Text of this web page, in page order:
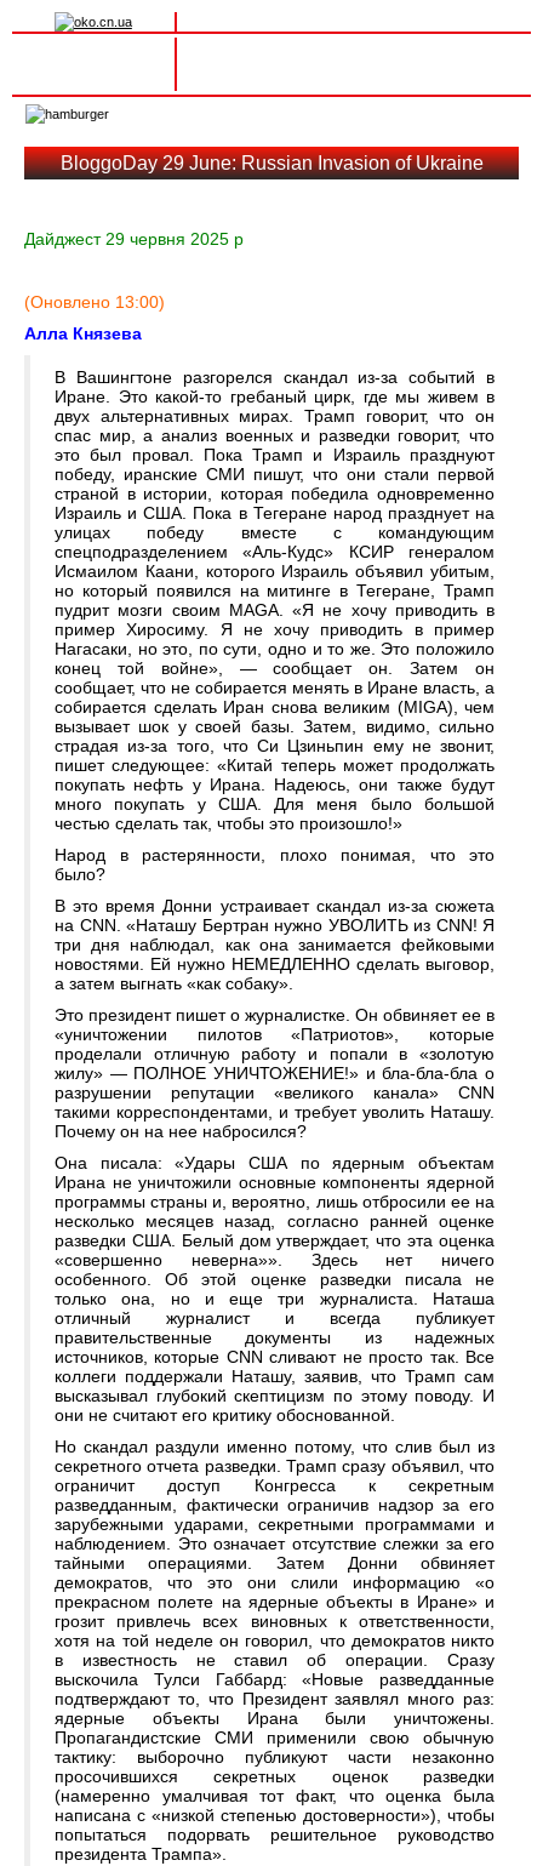
navigation
BloggoDay 29 June: Russian Invasion of Ukraine
Дайджест 29 червня 2025 р
(Оновлено 13:00)
Алла Князева
В Вашингтоне разгорелся скандал из-за событий в
Иране. Это какой-то гребаный цирк, где мы живем в
двух альтернативных мирах. Трамп говорит, что он
спас мир, а анализ военных и разведки говорит, что
это был провал. Пока Трамп и Израиль празднуют
победу, иранские СМИ пишут, что они стали первой
страной в истории, которая победила одновременно
Израиль и США. Пока в Тегеране народ празднует на
улицах победу вместе с командующим
спецподразделением «Аль-Кудс» КСИР генералом
Исмаилом Каани, которого Израиль объявил убитым,
но который появился на митинге в Тегеране, Трамп
пудрит мозги своим MAGA. «Я не хочу приводить в
пример Хиросиму. Я не хочу приводить в пример
Нагасаки, но это, по сути, одно и то же. Это положило
конец той войне», — сообщает он. Затем он
сообщает, что не собирается менять в Иране власть, а
собирается сделать Иран снова великим (MIGA), чем
вызывает шок у своей базы. Затем, видимо, сильно
страдая из-за того, что Си Цзиньпин ему не звонит,
пишет следующее: «Китай теперь может продолжать
покупать нефть у Ирана. Надеюсь, они также будут
много покупать у США. Для меня было большой
честью сделать так, чтобы это произошло!»
Народ в растерянности, плохо понимая, что это
было?
В это время Донни устраивает скандал из-за сюжета
на CNN. «Наташу Бертран нужно УВОЛИТЬ из CNN! Я
три дня наблюдал, как она занимается фейковыми
новостями. Ей нужно НЕМЕДЛЕННО сделать выговор,
а затем выгнать «как собаку».
Это президент пишет о журналистке. Он обвиняет ее в
«уничтожении пилотов «Патриотов», которые
проделали отличную работу и попали в «золотую
жилу» — ПОЛНОЕ УНИЧТОЖЕНИЕ!» и бла-бла-бла о
разрушении репутации «великого канала» CNN
такими корреспондентами, и требует уволить Наташу.
Почему он на нее набросился?
Она писала: «Удары США по ядерным объектам
Ирана не уничтожили основные компоненты ядерной
программы страны и, вероятно, лишь отбросили ее на
несколько месяцев назад, согласно ранней оценке
разведки США. Белый дом утверждает, что эта оценка
«совершенно неверна»». Здесь нет ничего
особенного. Об этой оценке разведки писала не
только она, но и еще три журналиста. Наташа
отличный журналист и всегда публикует
правительственные документы из надежных
источников, которые CNN сливают не просто так. Все
коллеги поддержали Наташу, заявив, что Трамп сам
высказывал глубокий скептицизм по этому поводу. И
они не считают его критику обоснованной.
Но скандал раздули именно потому, что слив был из
секретного отчета разведки. Трамп сразу объявил, что
ограничит доступ Конгресса к секретным
разведданным, фактически ограничив надзор за его
зарубежными ударами, секретными программами и
наблюдением. Это означает отсутствие слежки за его
тайными операциями. Затем Донни обвиняет
демократов, что это они слили информацию «о
прекрасном полете на ядерные объекты в Иране» и
грозит привлечь всех виновных к ответственности,
хотя на той неделе он говорил, что демократов никто
в известность не ставил об операции. Сразу
выскочила Тулси Габбард: «Новые разведданные
подтверждают то, что Президент заявлял много раз:
ядерные объекты Ирана были уничтожены.
Пропагандистские СМИ применили свою обычную
тактику: выборочно публикуют части незаконно
просочившихся секретных оценок разведки
(намеренно умалчивая тот факт, что оценка была
написана с «низкой степенью достоверности»), чтобы
попытаться подорвать решительное руководство
президента Трампа».